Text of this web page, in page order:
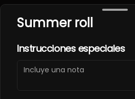
Instagram
Facebook
Mi cuenta
Summer roll
Instrucciones especiales